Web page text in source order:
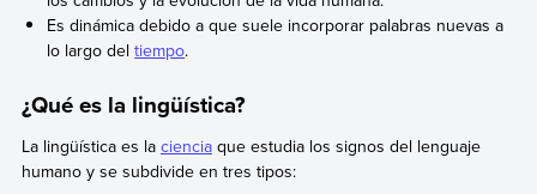
Es dinámica debido a que suele incorporar palabras nuevas a
lo largo deltiempo.
¿Qué es la lingüística?
La lingüística es la cienciaque estudia los signos del lenguaje
humano y se subdivide en tres tipos: